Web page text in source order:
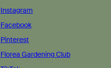
Instagram
Facebook
Pinterest
Florea Gardening Club